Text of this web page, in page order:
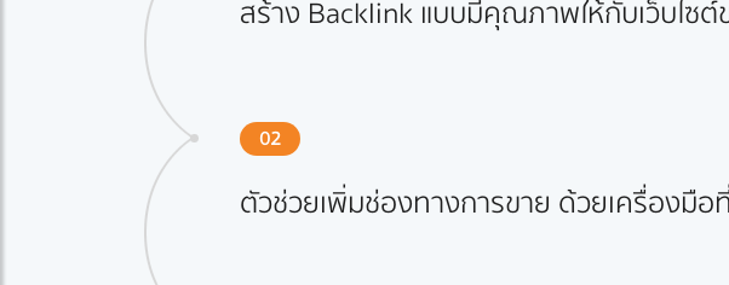
สร้าง Backlink แบบมีคุณภาพให้กับเว็บไซ
02
ตัวช่วยเพิ่มช่องทางการขาย ด้วยเครื่องมื